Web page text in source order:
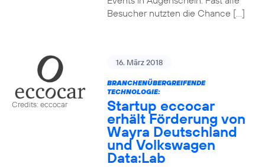
Besucher nutzten die Chance […]
Credits: eccocar
16. März 2018
BRANCHENÜBERGREIFENDE
TECHNOLOGIE:
Startup eccocar
erhält Förderung von
Wayra Deutschland
und Volkswagen
Data:Lab